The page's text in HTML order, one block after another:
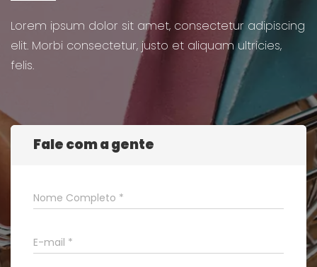
Lorem ipsum dolor sit amet, consectetur adipiscing
elit. Morbi consectetur, justo et aliquam ultricies,
felis.
Fale com a gente
Nome Completo *
E-mail *